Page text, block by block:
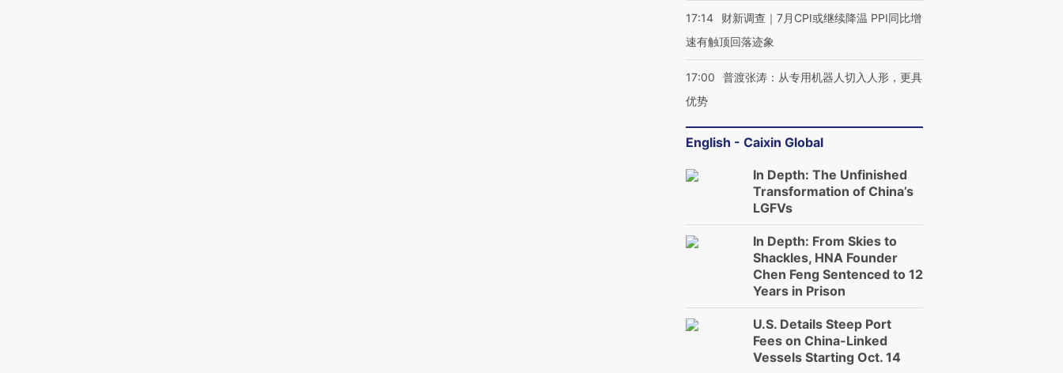
17:14
财新调查｜7月CPI或继续降温 PPI同比增
速有触顶回落迹象
17:00
普渡张涛：从专用机器人切入人形，更具
优势
English - Caixin Global
In Depth: The Unfinished
Transformation of China’s
LGFVs
In Depth: From Skies to
Shackles, HNA Founder
Chen Feng Sentenced to 12
Years in Prison
U.S. Details Steep Port
Fees on China-Linked
Vessels Starting Oct. 14